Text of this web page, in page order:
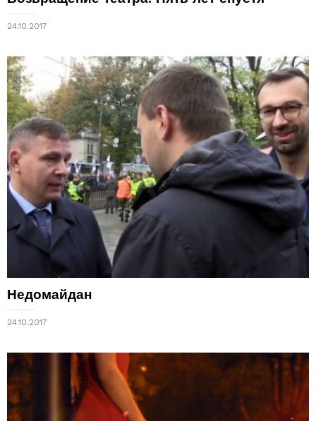
24.10.2017
Недомайдан
24.10.2017